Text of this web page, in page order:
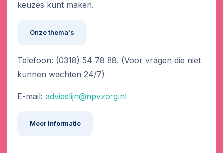
keuzes kunt maken.
Onze thema's
Telefoon: (0318) 54 78 88. (Voor vragen die niet
kunnen wachten 24/7)
E-mail: advieslijn@npvzorg.nl
Meer informatie